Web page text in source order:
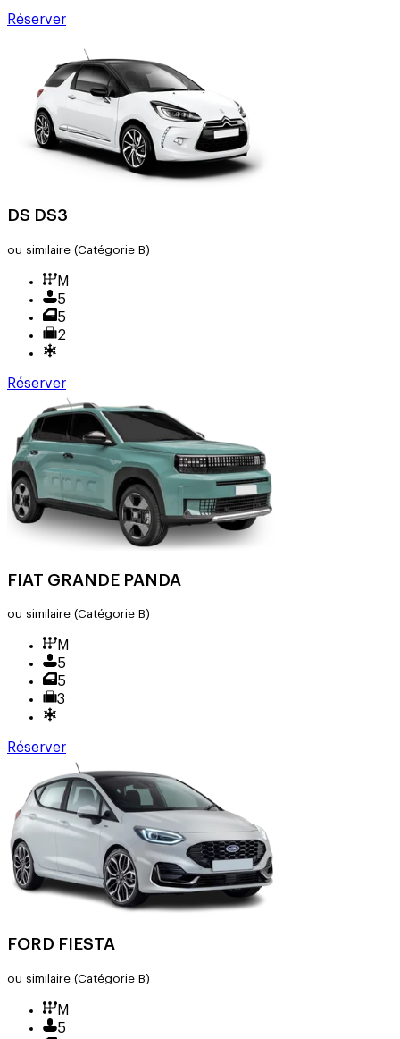
Réserver
DS DS3
ou similaire (Catégorie B)
M
5
5
2
Réserver
FIAT GRANDE PANDA
ou similaire (Catégorie B)
M
5
5
3
Réserver
FORD FIESTA
ou similaire (Catégorie B)
M
5